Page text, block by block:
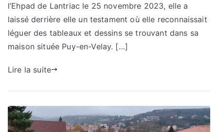
l’Ehpad de Lantriac le 25 novembre 2023, elle a
laissé derrière elle un testament où elle reconnaissait
léguer des tableaux et dessins se trouvant dans sa
maison située Puy-en-Velay. […]
Lire la suite